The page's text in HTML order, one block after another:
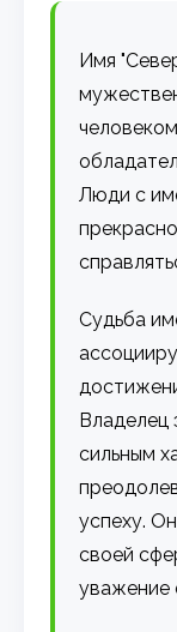
Имя
Люди с
Судьба
Владелец
сильным
успеху.
своей